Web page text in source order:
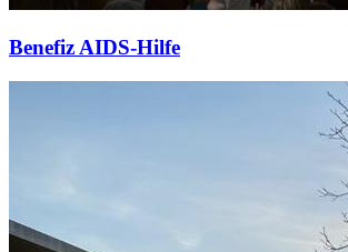
Benefiz AIDS-Hilfe